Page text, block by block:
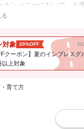
ンパニーにおいて、お
ーチであることは認知
発者コミュニティを形
ない状態で、いきなり
ティに放り込まれても
う方向けの本です。著
さんにとって得るもの
ません。必要なステッ
ントの経験が豊富で、
る
対象 20%OFF
クーポン】夏のインプレスグ
以上対象
育て方